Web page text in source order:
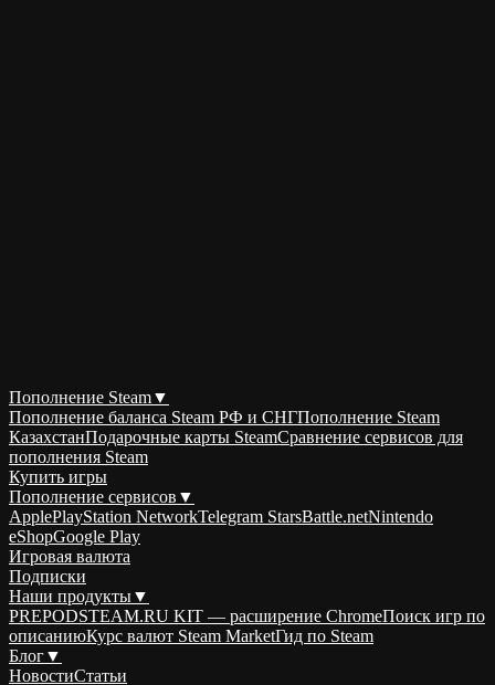
Пополнение Steam▼
Пополнение баланса Steam РФ и СНГПополнение Steam
КазахстанПодарочные карты SteamСравнение сервисов для
пополнения Steam
Купить игры
Пополнение сервисов ▼
ApplePlayStation NetworkTelegram StarsBattle.netNintendo
eShopGoogle Play
Игровая валюта
Подписки
Наши продукты▼
PREPODSTEAM.RU KIT — расширение ChromeПоиск игр по
описаниюКурс валют Steam MarketГид по Steam
Блог▼
НовостиСтатьи